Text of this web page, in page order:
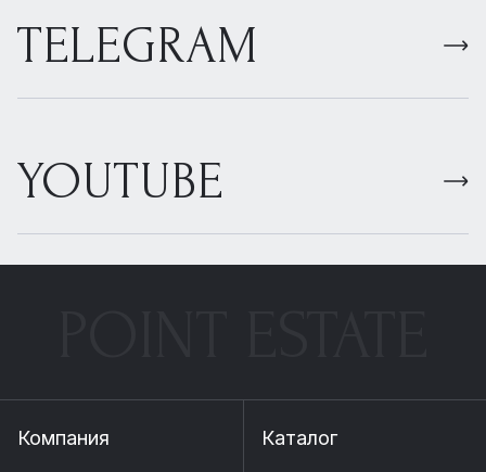
TELEGRAM
YOUTUBE
Компания Каталог